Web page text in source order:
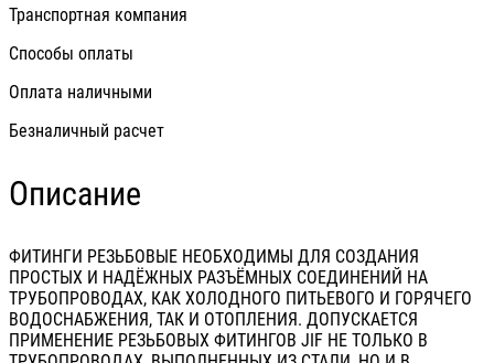
Транспортная компания
Способы оплаты
Оплата наличными
Безналичный расчет
Описание
ФИТИНГИ РЕЗЬБОВЫЕ НЕОБХОДИМЫ ДЛЯ СОЗДАНИЯ
ПРОСТЫХ И НАДЁЖНЫХ РАЗЪЁМНЫХ СОЕДИНЕНИЙ НА
ТРУБОПРОВОДАХ, КАК ХОЛОДНОГО ПИТЬЕВОГО И ГОРЯЧЕГО
ВОДОСНАБЖЕНИЯ, ТАК И ОТОПЛЕНИЯ. ДОПУСКАЕТСЯ
ПРИМЕНЕНИЕ РЕЗЬБОВЫХ ФИТИНГОВ JIF НЕ ТОЛЬКО В